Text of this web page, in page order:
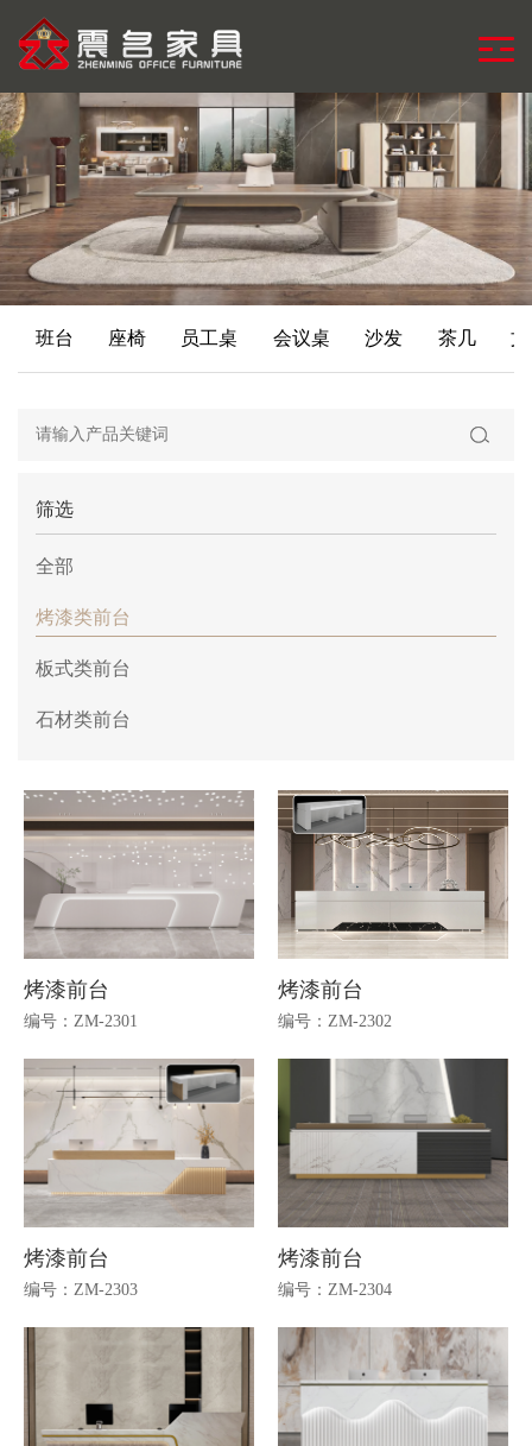
班台 座椅 员工桌 会议桌 沙发 茶几
筛选
全部
烤漆类前台
板式类前台
石材类前台
烤漆前台
编号：ZM-2301
烤漆前台
编号：ZM-2302
烤漆前台
编号：ZM-2303
烤漆前台
编号：ZM-2304